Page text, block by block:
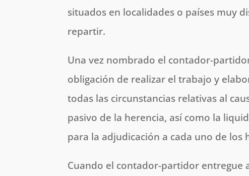
situados en localidades o países muy
repartir.
Una vez nombrado el contador-
obligación de realizar el trabajo y
todas las circunstancias relativas al
pasivo de la herencia, así como la
para la adjudicación a cada uno de
Cuando el contador-partidor